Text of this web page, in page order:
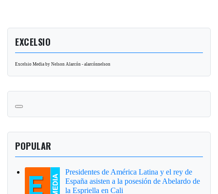
EXCELSIO
Excelsio Media by Nelson Alarcón - alarcónnelson
POPULAR
Presidentes de América Latina y el rey de
España asisten a la posesión de Abelardo de
la Espriella en Cali